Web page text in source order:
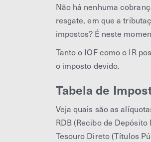
Não há nenhuma
resgate, em que a
impostos? É neste
Tanto o IOF como o IR
o imposto devido.
Tabela de
Veja quais são as
RDB (Recibo de
Tesouro Direto (Títulos